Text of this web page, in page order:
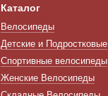
Каталог
Велосипеды
Детские и Подростковые
Спортивные велосипеды
Женские Велосипеды